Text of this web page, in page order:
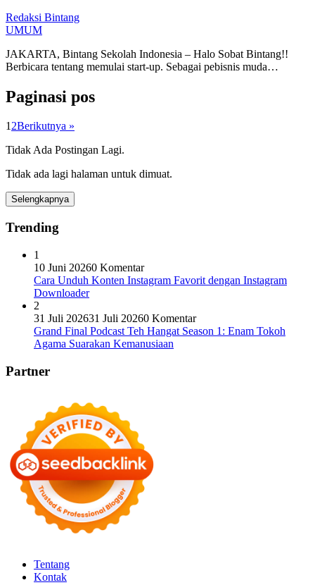
Redaksi Bintang
UMUM
JAKARTA, Bintang Sekolah Indonesia – Halo Sobat Bintang!!
Berbicara tentang memulai start-up. Sebagai pebisnis muda…
Paginasi pos
12Berikutnya »
Tidak Ada Postingan Lagi.
Tidak ada lagi halaman untuk dimuat.
Selengkapnya
Trending
1
10 Juni 20260 Komentar
Cara Unduh Konten Instagram Favorit dengan Instagram
Downloader
2
31 Juli 202631 Juli 20260 Komentar
Grand Final Podcast Teh Hangat Season 1: Enam Tokoh
Agama Suarakan Kemanusiaan
Partner
Tentang
Kontak